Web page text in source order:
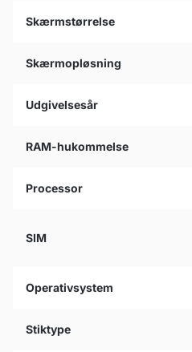
Skærmstørrelse
Skærmopløsning
Udgivelsesår
RAM-hukommelse
Processor
SIM
Operativsystem
Stiktype